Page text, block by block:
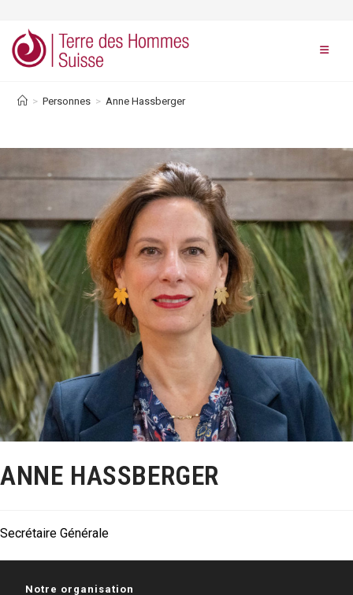
content
> Personnes > Anne Hassberger
ANNE HASSBERGER
Secrétaire Générale
Notre organisation